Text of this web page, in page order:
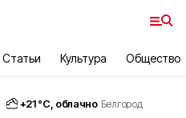
Статьи Культура Общество
+21°С, облачно Белгород